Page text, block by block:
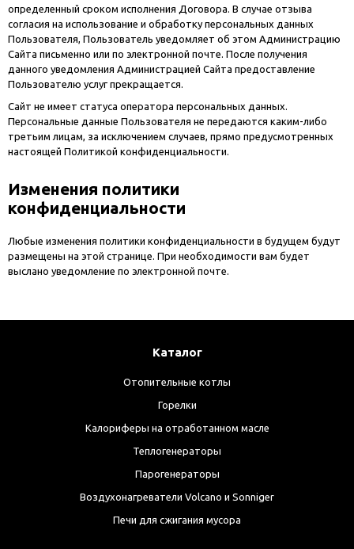
определенный сроком исполнения Договора. В случае отзыва
согласия на использование и обработку персональных данных
Пользователя, Пользователь уведомляет об этом Администрацию
Сайта письменно или по электронной почте. После получения
данного уведомления Администрацией Сайта предоставление
Пользователю услуг прекращается.
Сайт не имеет статуса оператора персональных данных.
Персональные данные Пользователя не передаются каким-либо
третьим лицам, за исключением случаев, прямо предусмотренных
настоящей Политикой конфиденциальности.
Изменения политики
конфиденциальности
Любые изменения политики конфиденциальности в будущем будут
размещены на этой странице. При необходимости вам будет
выслано уведомление по электронной почте.
Каталог
Отопительные котлы
Горелки
Калориферы на отработанном масле
Теплогенераторы
Парогенераторы
Воздухонагреватели Volcano и Sonniger
Печи для сжигания мусора